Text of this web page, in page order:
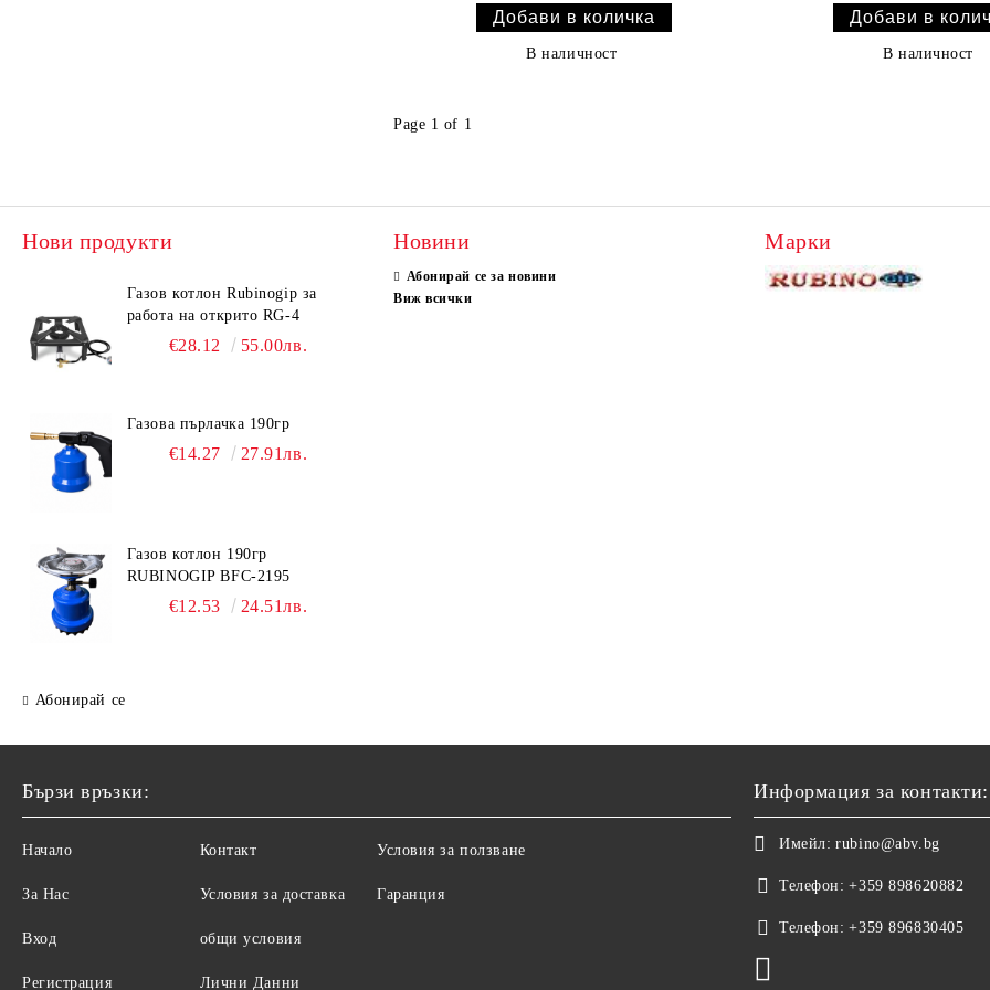
В наличност В наличност
Page 1 of 1
Нови продукти
Газов котлон Rubinogip за
работа на открито RG-4
€28.12 55.00лв.
Газова пърлачка 190гр
€14.27 27.91лв.
Газов котлон 190гр
RUBINOGIP BFC-2195
€12.53 24.51лв.
Абонирай се
Новини
Абонирай се за новини
Виж всички
Марки
Бързи връзки:
Начало
За Нас
Вход
Регистрация
Контакт
Условия за доставка
общи условия
Лични Данни
Условия за ползване
Гаранция
Информация за контакти:
Имейл: rubino@abv.bg
Телефон: +359 898620882
Телефон: +359 896830405